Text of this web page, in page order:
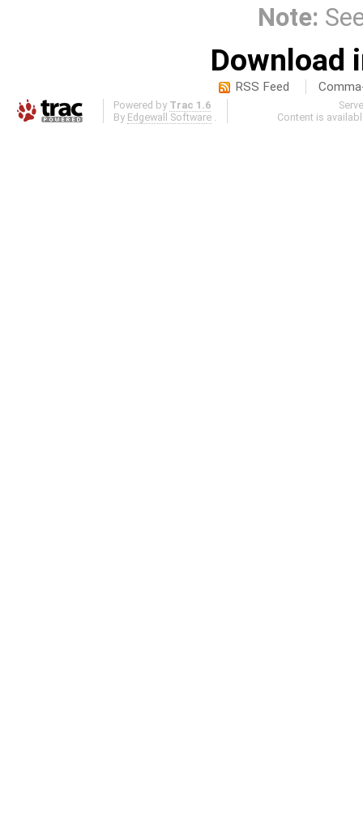
Note:
Download
RSS Feed
Powered by Trac 1.6
By Edgewall Software .
Content is